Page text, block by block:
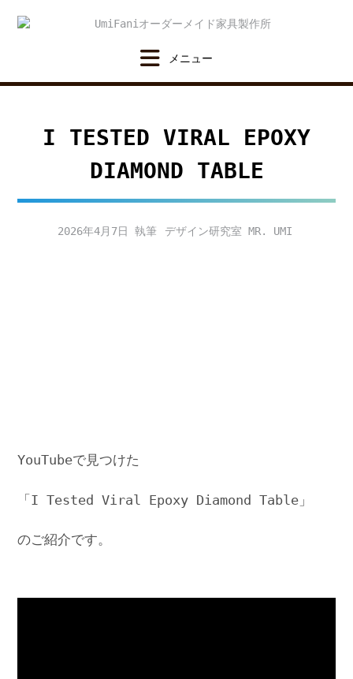
I TESTED VIRAL EPOXY
DIAMOND TABLE
2026年4月7日 デザイン研究室 MR. UMI
YouTubeで見つけた
「I Tested Viral Epoxy Diamond Table」
のご紹介です。